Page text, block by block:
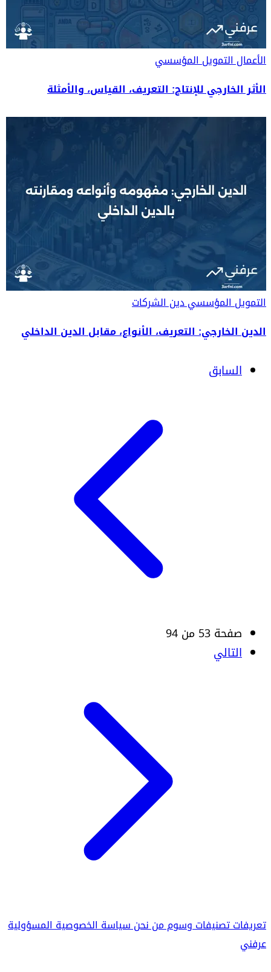
الأعمالالتمويل المؤسسي
الأثر الخارجي للإنتاج: التعريف، القياس، والأمثلة
التمويل المؤسسيدين الشركات
الدين الخارجي: التعريف، الأنواع، مقابل الدين الداخلي
السابق
صفحة 53 من 94
التالي
تعريفاتتصنيفاتوسوممن نحنسياسة الخصوصيةالمسؤولية
عرفني